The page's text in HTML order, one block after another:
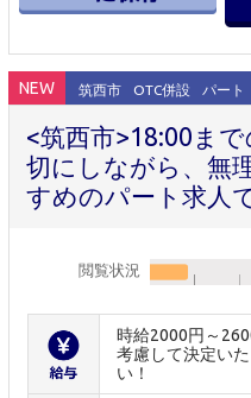
NEW 筑西市 OTC併設 パート
<筑西市>18:00ま
切にしながら、無
すめのパート求人
閲覧状況
時給2000円～
考慮して決定い
い！